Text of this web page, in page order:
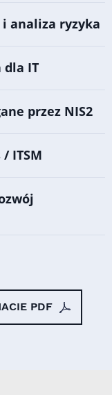
analiza ryzyka
dla IT
przez NIS2
ITSM
PDF